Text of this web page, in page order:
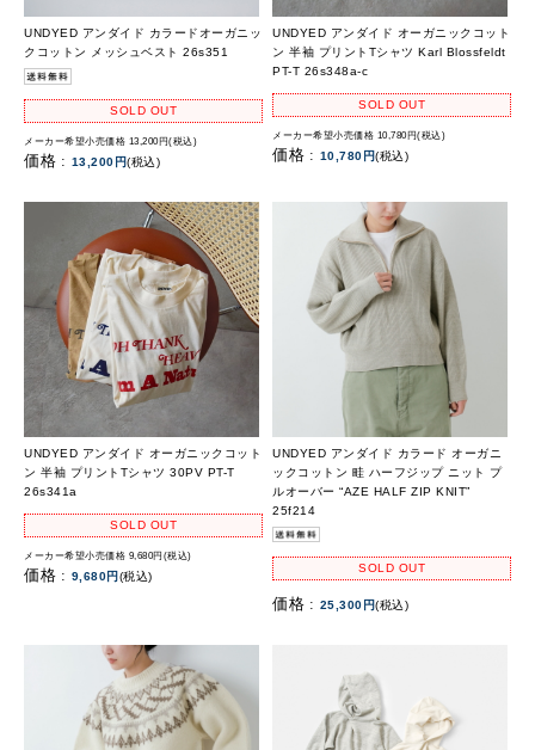
UNDYED アンダイド カラードオーガニッ
クコットン メッシュベスト 26s351
SOLD OUT
メーカー希望小売価格 13,200円(税込)
価格 : 13,200円(税込)
UNDYED アンダイド オーガニックコット
ン 半袖 プリントTシャツ Karl Blossfeldt
PT-T 26s348a-c
SOLD OUT
メーカー希望小売価格 10,780円(税込)
価格 : 10,780円(税込)
UNDYED アンダイド オーガニックコット
ン 半袖 プリントTシャツ 30PV PT-T
26s341a
SOLD OUT
メーカー希望小売価格 9,680円(税込)
価格 : 9,680円(税込)
UNDYED アンダイド カラード オーガニ
ックコットン 畦 ハーフジップ ニット プ
ルオーバー “AZE HALF ZIP KNIT”
25f214
SOLD OUT
価格 : 25,300円(税込)